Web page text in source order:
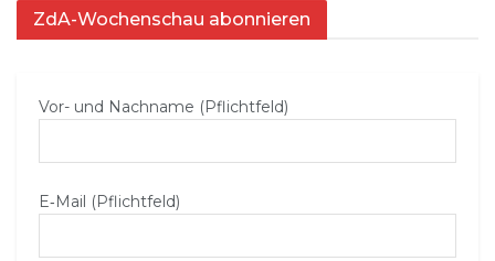
ZdA-Wochenschau abonnieren
Vor- und Nachname (Pflichtfeld)
E‑Mail (Pflichtfeld)